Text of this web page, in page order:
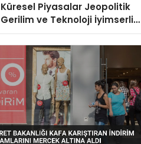
Küresel Piyasalar Jeopolitik
Gerilim ve Teknoloji
Arasında Dengeleniyor